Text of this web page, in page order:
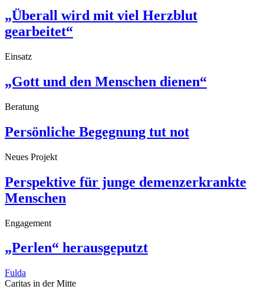
„Überall wird mit viel Herzblut
gearbeitet“
Einsatz
„Gott und den Menschen dienen“
Beratung
Persönliche Begegnung tut not
Neues Projekt
Perspektive für junge demenzerkrankte
Menschen
Engagement
„Perlen“ herausgeputzt
Fulda
Caritas in der Mitte